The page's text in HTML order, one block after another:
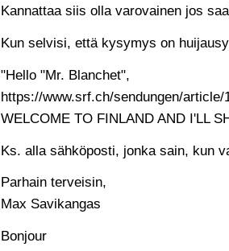
Kannattaa siis olla varovainen jos
Kun selvisi, että kysymys on
"Hello "Mr. Blanchet",
https://www.srf.ch/sendungen/article/
WELCOME TO FINLAND AND I'LL
Ks. alla sähköposti, jonka sain, kun
Parhain terveisin,
Max Savikangas
Bonjour